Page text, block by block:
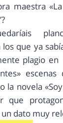
maestra
que ya
plagio
la novela
un dato muy